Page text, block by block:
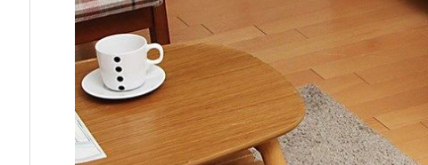
特
長
2.
1.
砂